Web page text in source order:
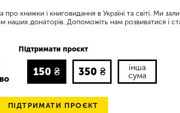
книжки і книговидання в Україні та світі. Ми
наших донаторів. Допоможіть нам розвиватися і
Підтримати проєкт
150 ₴ 350 ₴
інша
сума
ПІДТРИМАТИ ПРОЄКТ